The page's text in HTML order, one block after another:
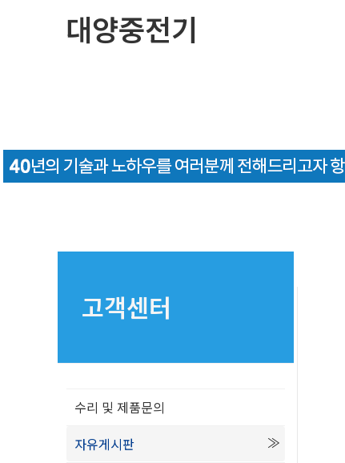
뛰
기
대양중전기
고객센터
수리 및 제품문의
자유게시판